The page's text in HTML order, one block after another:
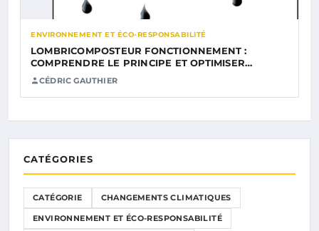
ENVIRONNEMENT ET ÉCO-RESPONSABILITÉ
LOMBRICOMPOSTEUR FONCTIONNEMENT :
COMPRENDRE LE PRINCIPE ET OPTIMISER…
CÉDRIC GAUTHIER
CATÉGORIES
CATÉGORIE CHANGEMENTS CLIMATIQUES
ENVIRONNEMENT ET ÉCO-RESPONSABILITÉ